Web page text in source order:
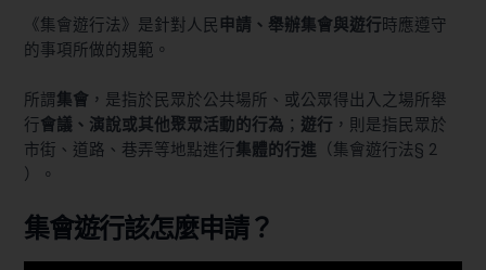
《集會遊行法》是針對人民 申請、舉辦集會與遊行時應遵守
的事項所做的規範。
所謂集會 ，是指於民眾於公共場所、或公眾得出入之場所舉
行會議、演說或其他聚眾活動的行為 ； 遊行 ，則是指民眾於
市街、道路、巷弄等地點進行集體的行進 （集會遊行法§ 2
）。
集會遊行該怎麼申請？